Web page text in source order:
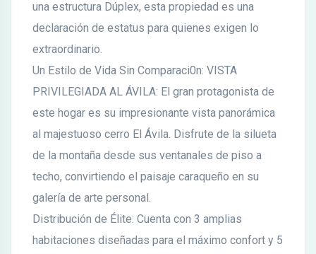
una estructura Dúplex, esta propiedad es una
declaración de estatus para quienes exigen lo
extraordinario.
Un Estilo de Vida Sin Comparaci0n: VISTA
PRIVILEGIADA AL ÁVILA: El gran protagonista de
este hogar es su impresionante vista panorámica
al majestuoso cerro El Ávila. Disfrute de la silueta
de la montaña desde sus ventanales de piso a
techo, convirtiendo el paisaje caraqueño en su
galería de arte personal.
Distribución de Élite: Cuenta con 3 amplias
habitaciones diseñadas para el máximo confort y 5